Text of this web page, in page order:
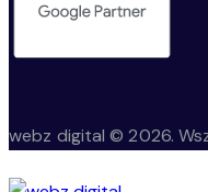
webz digital © 2026.